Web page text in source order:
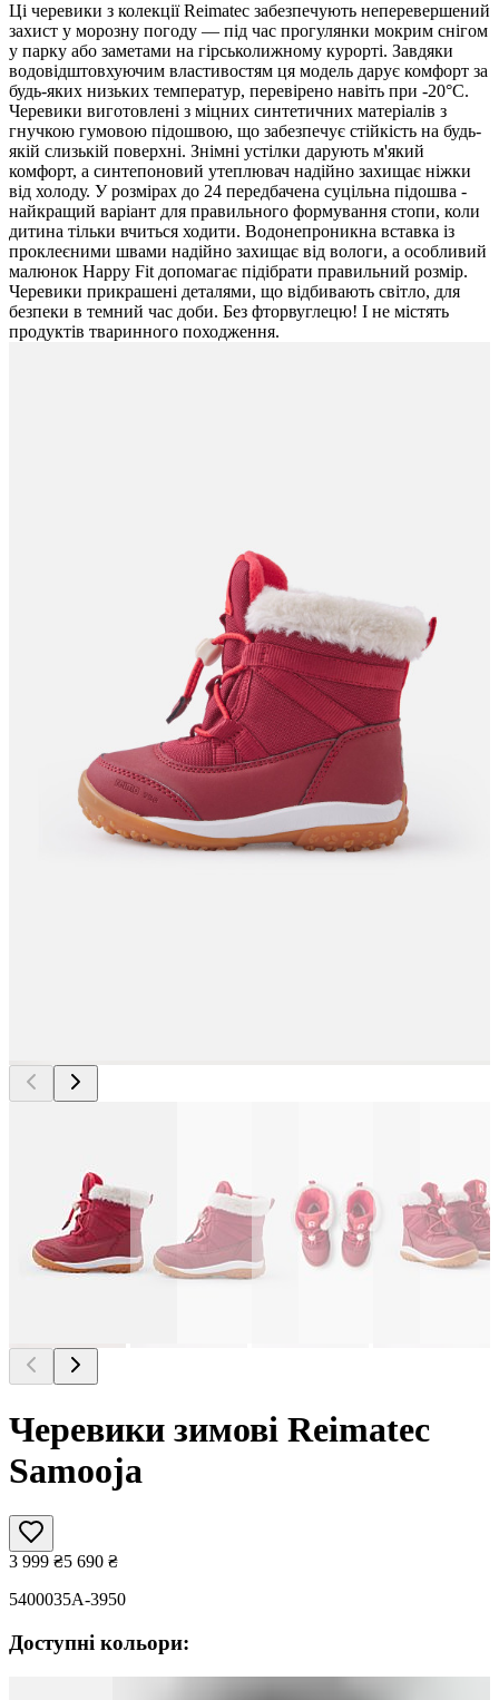
Ці черевики з колекції Reimatec забезпечують неперевершений
захист у морозну погоду — під час прогулянки мокрим снігом
у парку або заметами на гірськолижному курорті. Завдяки
водовідштовхуючим властивостям ця модель дарує комфорт за
будь-яких низьких температур, перевірено навіть при -20°C.
Черевики виготовлені з міцних синтетичних матеріалів з
гнучкою гумовою підошвою, що забезпечує стійкість на будь-
якій слизькій поверхні. Знімні устілки дарують м'який
комфорт, а синтепоновий утеплювач надійно захищає ніжки
від холоду. У розмірах до 24 передбачена суцільна підошва -
найкращий варіант для правильного формування стопи, коли
дитина тільки вчиться ходити. Водонепроникна вставка із
проклеєними швами надійно захищає від вологи, а особливий
малюнок Happy Fit допомагає підібрати правильний розмір.
Черевики прикрашені деталями, що відбивають світло, для
безпеки в темний час доби. Без фторвуглецю! І не містять
продуктів тваринного походження.
Черевики зимові Reimatec
Samooja
3 999 ₴5 690 ₴
5400035A-3950
Доступні кольори: